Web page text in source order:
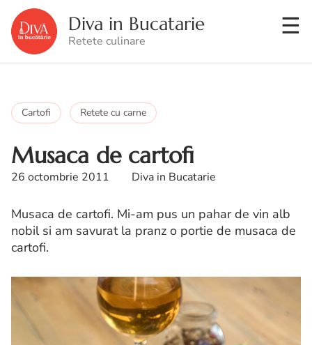
Diva in Bucatarie
Retete culinare
Cartofi Retete cu carne
Musaca de cartofi
26 octombrie 2011 Diva in Bucatarie
Musaca de cartofi. Mi-am pus un pahar de vin alb
nobil si am savurat la pranz o portie de musaca de
cartofi.